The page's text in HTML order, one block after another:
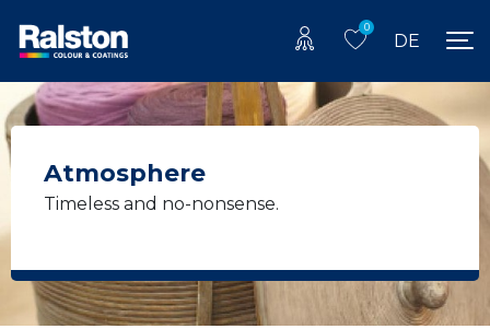
0
DE
Atmosphere
Timeless and no-nonsense.